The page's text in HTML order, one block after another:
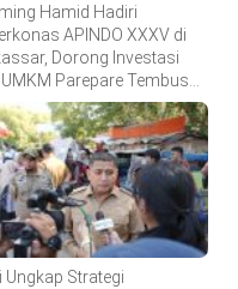
Hamid Hadiri
APINDO XXXV di
Dorong Investasi
Parepare Tembus
Global
Ungkap Strategi